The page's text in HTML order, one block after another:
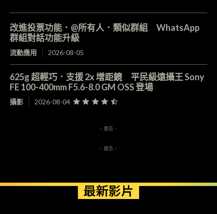
改進投票功能．@所有人．類似群組 WhatsApp
群組對話功能升級
流動應用 2026-08-05
625g 超輕巧．支援 2x 增距鏡 平民級遠攝王 Sony
FE 100-400mm F5.6-8.0 GM OSS 登場
攝影 2026-08-04
- 廣告 -
- 廣告 -
最新影片